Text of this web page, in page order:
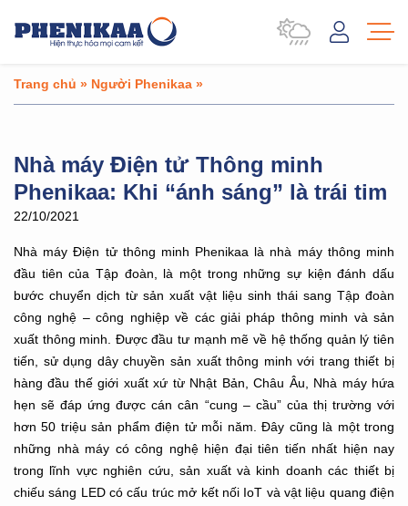
Trang chủ » Người Phenikaa »
Nhà máy Điện tử Thông minh
Phenikaa: Khi “ánh sáng” là trái tim
22/10/2021
Nhà máy Điện tử thông minh Phenikaa là nhà máy thông minh
đầu tiên của Tập đoàn, là một trong những sự kiện đánh dấu
bước chuyển dịch từ sản xuất vật liệu sinh thái sang Tập đoàn
công nghệ – công nghiệp về các giải pháp thông minh và sản
xuất thông minh. Được đầu tư mạnh mẽ về hệ thống quản lý tiên
tiến, sử dụng dây chuyền sản xuất thông minh với trang thiết bị
hàng đầu thế giới xuất xứ từ Nhật Bản, Châu Âu, Nhà máy hứa
hẹn sẽ đáp ứng được cán cân “cung – cầu” của thị trường với
hơn 50 triệu sản phẩm điện tử mỗi năm. Đây cũng là một trong
những nhà máy có công nghệ hiện đại tiên tiến nhất hiện nay
trong lĩnh vực nghiên cứu, sản xuất và kinh doanh các thiết bị
chiếu sáng LED có cấu trúc mở kết nối IoT và vật liệu quang điện